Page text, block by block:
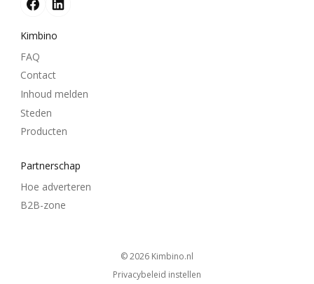
Kimbino
FAQ
Contact
Inhoud melden
Steden
Producten
Partnerschap
Hoe adverteren
B2B-zone
© 2026
kimbino.nl
Privacybeleid instellen